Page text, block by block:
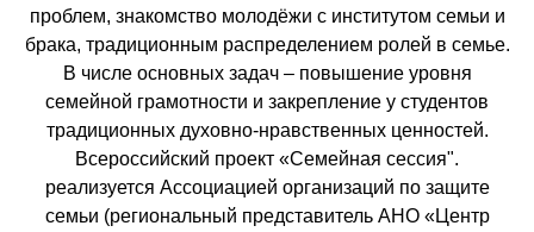
проблем, знакомство молодёжи с институтом семьи и
брака, традиционным распределением ролей в семье.
В числе основных задач – повышение уровня
семейной грамотности и закрепление у студентов
традиционных духовно-нравственных ценностей.
Всероссийский проект «Семейная сессия".
реализуется Ассоциацией организаций по защите
семьи (региональный представитель АНО «Центр